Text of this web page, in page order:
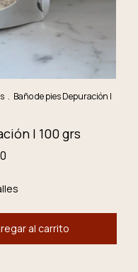
. Baño de pies Depuración |
| 100 grs